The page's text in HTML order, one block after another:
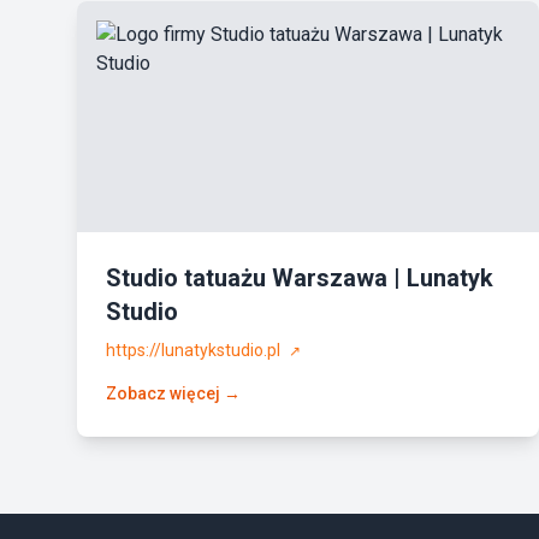
Studio tatuażu Warszawa | Lunatyk
Studio
https://lunatykstudio.pl ↗
Zobacz więcej →